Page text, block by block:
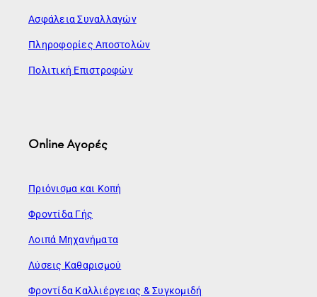
Ασφάλεια Συναλλαγών
Πληροφορίες Αποστολών
Πολιτική Επιστροφών
Online Αγορές
Πριόνισμα και Κοπή
Φροντίδα Γής
Λοιπά Μηχανήματα
Λύσεις Καθαρισμού
Φροντίδα Καλλιέργειας & Συγκομιδή